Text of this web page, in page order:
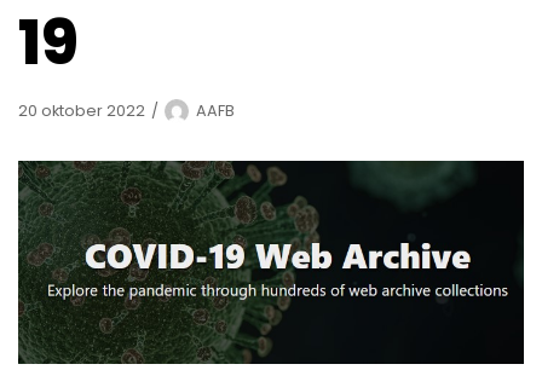
19
20 oktober 2022 AAFB